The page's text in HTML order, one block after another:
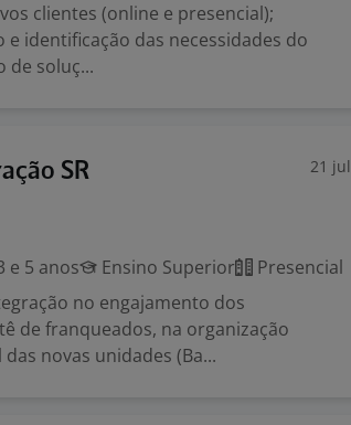
clientes (online e presencial);
identificação das necessidades do
de soluç...
SR 21 jul
e 5 anos Ensino Superior
Presencial
no engajamento dos
de franqueados, na organização
novas unidades (Ba...